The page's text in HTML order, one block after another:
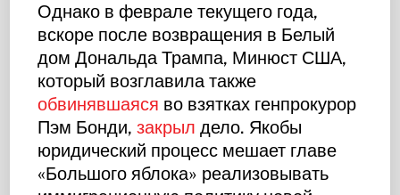
Однако в феврале текущего года,
вскоре после возвращения в Белый
дом Дональда Трампа, Минюст США,
который возглавила также
обвинявшаяся во взятках генпрокурор
Пэм Бонди,закрыл дело. Якобы
юридический процесс мешает главе
«Большого яблока» реализовывать